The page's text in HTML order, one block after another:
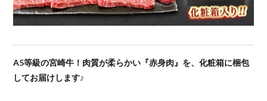
A5等級の宮崎牛！肉質が柔らかい『赤身肉』を、化粧箱に梱包
してお届けします♪